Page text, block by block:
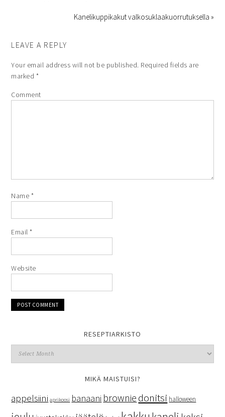
Kanelikuppikakut valkosuklaakuorrutuksella »
LEAVE A REPLY
Your email address will not be published. Required fields are
marked *
Comment
Name *
Email*
Website
RESEPTIARKISTO
MIKÄ MAISTUISI?
appelsiini aprikoosi banaani brownie donitsi halloween